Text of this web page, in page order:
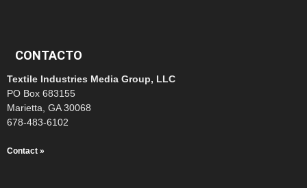
CONTACTO
Textile Industries Media Group, LLC
PO Box 683155
Marietta, GA 30068
678-483-6102
Contact »